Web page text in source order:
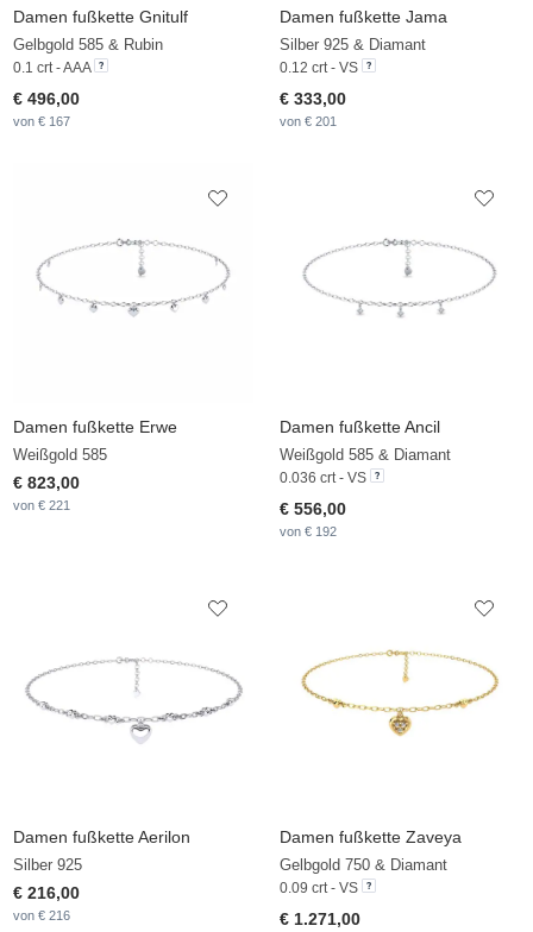
Damen fußkette Gnitulf
Gelbgold 585 & Rubin
0.1 crt - AAA
€ 496,00
von € 167
Damen fußkette Jama
Silber 925 & Diamant
0.12 crt - VS
€ 333,00
von € 201
Damen fußkette Erwe
Weißgold 585
€ 823,00
von € 221
Damen fußkette Ancil
Weißgold 585 & Diamant
0.036 crt - VS
€ 556,00
von € 192
Damen fußkette Aerilon
Silber 925
€ 216,00
von € 216
Damen fußkette Zaveya
Gelbgold 750 & Diamant
0.09 crt - VS
€ 1.271,00